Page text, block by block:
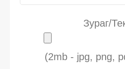
Зураг/
(2mb - jpg, png,